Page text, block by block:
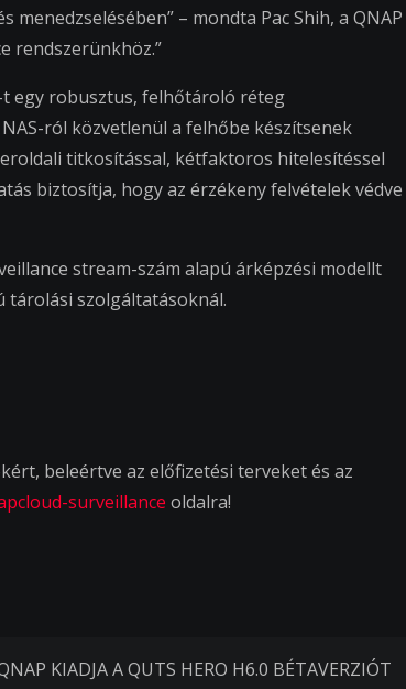
– mondta Pac Shih, a QNAP
rendszerünkhöz.”
t egy robusztus, felhőtároló réteg
ról közvetlenül a felhőbe készítsenek
titkosítással, kétfaktoros hitelesítéssel
biztosítja, hogy az érzékeny felvételek védve
stream-szám alapú árképzési modellt
tárolási szolgáltatásoknál.
beleértve az előfizetési terveket és az
surveillance oldalra!
KIADJA A QUTS HERO H6.0 BÉTAVERZIÓT